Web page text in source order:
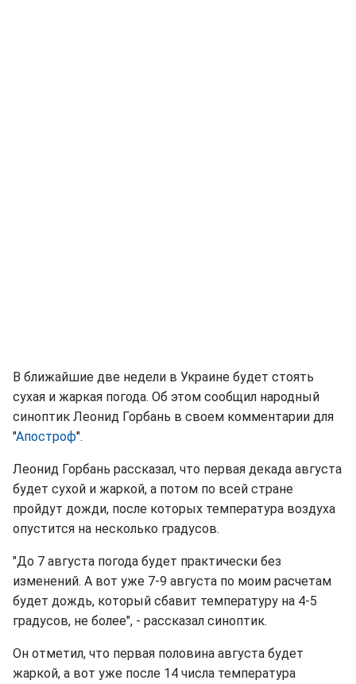
В ближайшие две недели в Украине будет стоять
сухая и жаркая погода. Об этом сообщил народный
синоптик Леонид Горбань в своем комментарии для
"Апостроф".
Леонид Горбань рассказал, что первая декада августа
будет сухой и жаркой, а потом по всей стране
пройдут дожди, после которых температура воздуха
опустится на несколько градусов.
"До 7 августа погода будет практически без
изменений. А вот уже 7-9 августа по моим расчетам
будет дождь, который сбавит температуру на 4-5
градусов, не более", - рассказал синоптик.
Он отметил, что первая половина августа будет
жаркой, а вот уже после 14 числа температура